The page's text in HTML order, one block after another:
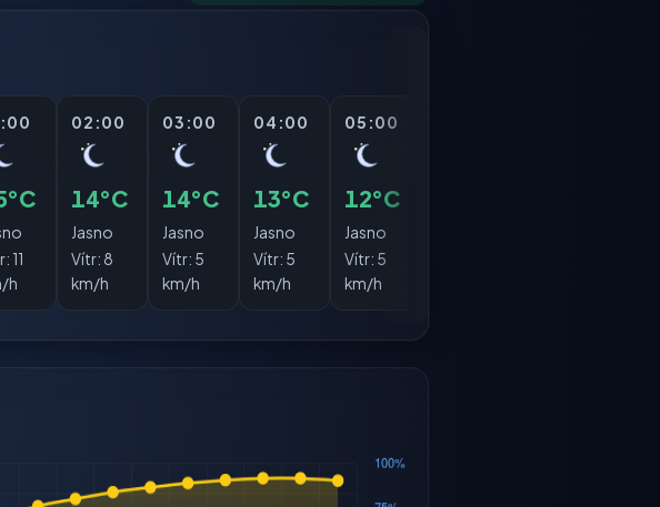
11
h
02:00
14°C
Jasno
Vítr: 8
km/h
03:00
14°C
Jasno
Vítr: 5
km/h
04:00
13°C
Jasno
Vítr: 5
km/h
05:00
12°C
Jasno
Vítr: 5
km/h